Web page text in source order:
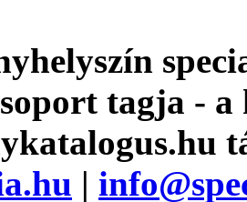
tagja -
|